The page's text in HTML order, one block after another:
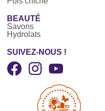
BEAUTÉ
Savons
Hydrolats
SUIVEZ-NOUS !